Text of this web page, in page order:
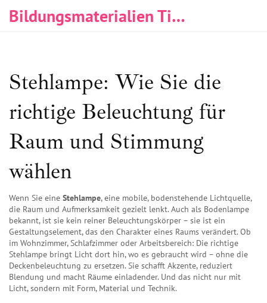
Bildungsmaterialien Tischlerei & Immobilien
Stehlampe: Wie Sie die
richtige Beleuchtung für
Raum und Stimmung
wählen
Wenn Sie eine Stehlampe,eine mobile, bodenstehende Lichtquelle,
die Raum und Aufmerksamkeit gezielt lenkt. Auch als Bodenlampe
bekannt, ist sie kein reiner Beleuchtungskörper – sie ist ein
Gestaltungselement, das den Charakter eines Raums verändert. Ob
im Wohnzimmer, Schlafzimmer oder Arbeitsbereich: Die richtige
Stehlampe bringt Licht dort hin, wo es gebraucht wird – ohne die
Deckenbeleuchtung zu ersetzen. Sie schafft Akzente, reduziert
Blendung und macht Räume einladender. Und das nicht nur mit
Licht, sondern mit Form, Material und Technik.